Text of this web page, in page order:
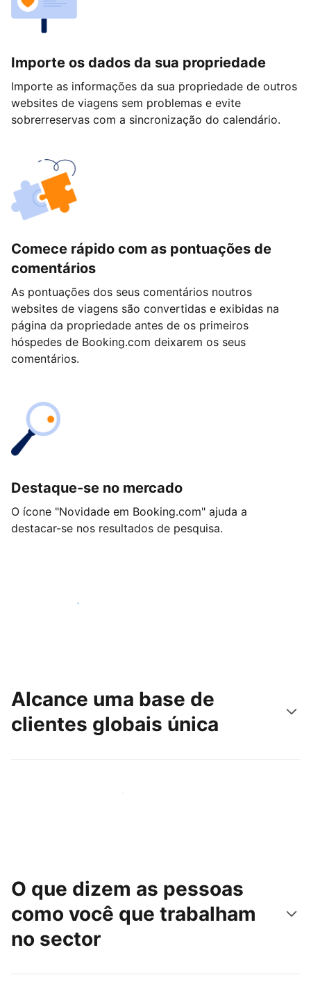
Importe os dados da sua propriedade
Importe as informações da sua propriedade de outros
websites de viagens sem problemas e evite
sobrerreservas com a sincronização do calendário.
Comece rápido com as pontuações de
comentários
As pontuações dos seus comentários noutros
websites de viagens são convertidas e exibidas na
página da propriedade antes de os primeiros
hóspedes de Booking.com deixarem os seus
comentários.
Destaque-se no mercado
O ícone "Novidade em Booking.com" ajuda a
destacar-se nos resultados de pesquisa.
Comece hoje mesmo
Alcance uma base de
clientes globais única
Chegue hoje mesmo a novas pessoas
O que dizem as pessoas
como você que trabalham
no sector